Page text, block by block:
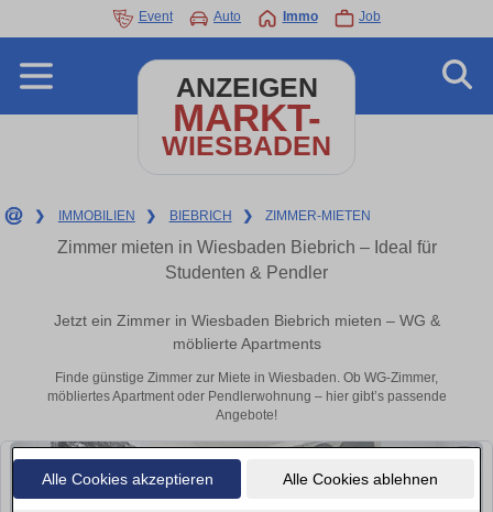
Alle Cookies akzeptieren Alle Cookies ablehnen
Event Auto Immo Job
ANZEIGEN
MARKT-
WIESBADEN
❯ IMMOBILIEN ❯ BIEBRICH ❯ ZIMMER-MIETEN
Zimmer mieten in Wiesbaden Biebrich – Ideal für
Studenten & Pendler
Jetzt ein Zimmer in Wiesbaden Biebrich mieten – WG &
möblierte Apartments
Finde günstige Zimmer zur Miete in Wiesbaden. Ob WG-Zimmer,
möbliertes Apartment oder Pendlerwohnung – hier gibt’s passende
Angebote!